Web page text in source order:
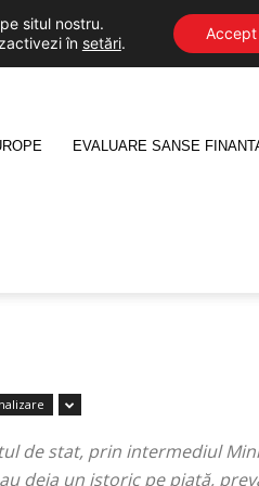
EVALUARE SANSE
de stat, prin intermediul
deja un istoric pe piață,
situl nostru.
în setări.
Accept